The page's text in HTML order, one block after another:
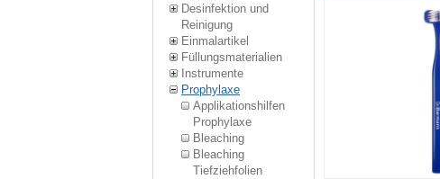
Desinfektion und
Reinigung
Einmalartikel
Füllungsmaterialien
Instrumente
Prophylaxe
Applikationshilfen
Prophylaxe
Bleaching
Bleaching
Tiefziehfolien